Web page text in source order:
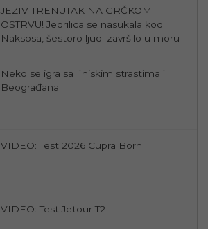
JEZIV TRENUTAK NA GRČKOM
OSTRVU! Jedrilica se nasukala kod
Naksosa, šestoro ljudi završilo u moru
Neko se igra sa ´niskim strastima´
Beograđana
VIDEO: Test 2026 Cupra Born
VIDEO: Test Jetour T2